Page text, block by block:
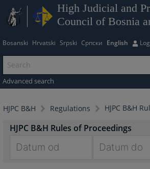
High Judicial and
Council of Bosnia
Bosanski Hrvatski Srpski Српски English
Advanced search
HJPC B&H Regulations HJPC B&H
HJPC B&H Rules of Proceedings